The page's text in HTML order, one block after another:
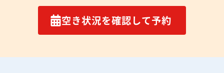
空き状況を確認して予約